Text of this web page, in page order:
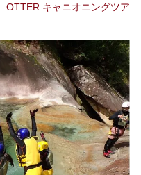
でしょうか？
OTTER キャニオニングツア